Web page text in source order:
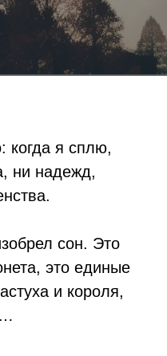
когда я сплю,
ни надежд,
сон. Это
это единые
и короля,